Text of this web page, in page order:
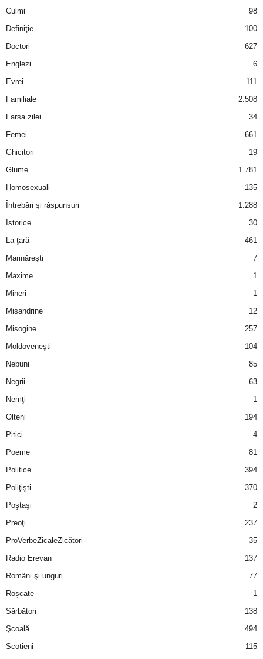
Culmi
98
Definiţie
100
Doctori
627
Englezi
6
Evrei
111
Familiale
2.508
Farsa zilei
34
Femei
661
Ghicitori
19
Glume
1.781
Homosexuali
135
Întrebări şi răspunsuri
1.288
Istorice
30
La ţară
461
Marinăreşti
7
Maxime
1
Mineri
1
Misandrine
12
Misogine
257
Moldoveneşti
104
Nebuni
85
Negrii
63
Nemţi
1
Olteni
194
Pitici
4
Poeme
81
Politice
394
Poliţişti
370
Poştaşi
2
Preoţi
237
ProVerbeZicaleZicători
35
Radio Erevan
137
Români şi unguri
77
Roșcate
1
Sărbători
138
Şcoală
494
Scotieni
115